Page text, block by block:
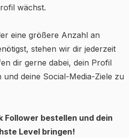
wächst.
eine größere Anzahl an
stehen wir dir jederzeit
dir gerne dabei, dein Profil
deine Social-Media-Ziele zu
Follower bestellen und dein
Level bringen!